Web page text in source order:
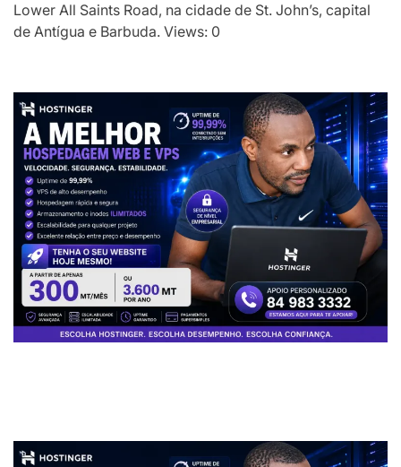
Lower All Saints Road, na cidade de St. John’s, capital
de Antígua e Barbuda. Views: 0